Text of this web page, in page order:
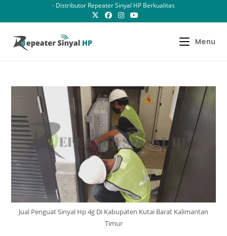
- Distributor Repeater Sinyal HP Berkualitas
Menu
Jual Penguat Sinyal Hp 4g Di Kabupaten Kutai Barat Kalimantan
Timur